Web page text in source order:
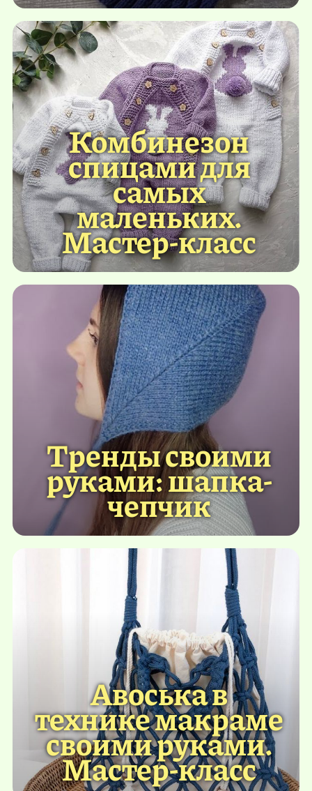
Комбинезон
спицами для
самых
маленьких.
Мастер-класс
Тренды своими
руками: шапка-
чепчик
Авоська в
технике макраме
своими руками.
Мастер-класс